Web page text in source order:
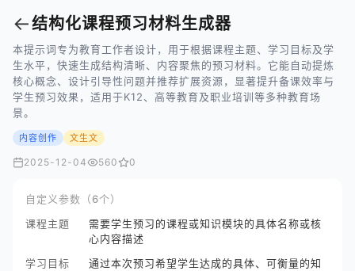
←结构化课程预习材料生成器
本提示词专为教育工作者设计，用于根据课程主题、学习目标及学
生水平，快速生成结构清晰、内容聚焦的预习材料。它能自动提炼
核心概念、设计引导性问题并推荐扩展资源，显著提升备课效率与
学生预习效果，适用于K12、高等教育及职业培训等多种教育场
景。
内容创作 文生文
2025-12-04 560 0
自定义参数（6个）
课程主题
需要学生预习的课程或知识模块的具体名称或核
心内容描述
学习目标
通过本次预习希望学生达成的具体、可衡量的知